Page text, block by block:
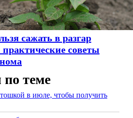
сажать в разгар
практические советы
теме
в июле, чтобы получить